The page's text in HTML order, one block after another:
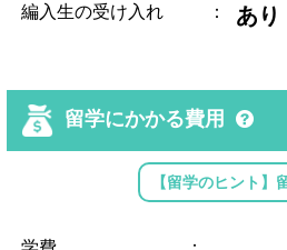
編入生の受け入れ ： あり
留学にかかる費用
【留学のヒント】